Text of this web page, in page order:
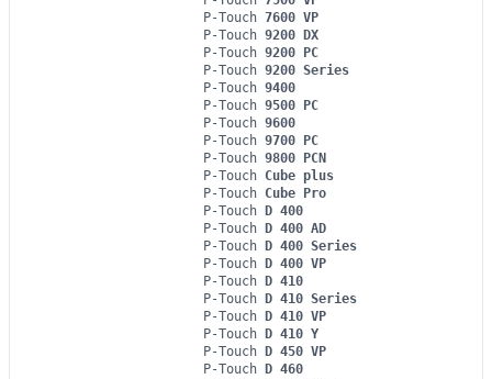
P-Touch 7600 VP
P-Touch 9200 DX
P-Touch 9200 PC
P-Touch 9200 Series
P-Touch 9400
P-Touch 9500 PC
P-Touch 9600
P-Touch 9700 PC
P-Touch 9800 PCN
P-Touch Cube plus
P-Touch Cube Pro
P-Touch D 400
P-Touch D 400 AD
P-Touch D 400 Series
P-Touch D 400 VP
P-Touch D 410
P-Touch D 410 Series
P-Touch D 410 VP
P-Touch D 410 Y
P-Touch D 450 VP
P-Touch D 460